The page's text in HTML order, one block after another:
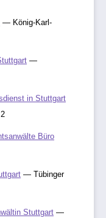
— König-Karl-
—
in Stuttgart
Büro
— Tübinger
Stuttgart —